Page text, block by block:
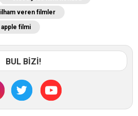
ilham veren filmler
apple filmi
BUL BİZİ!